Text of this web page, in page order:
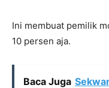
Ini membuat pemilik
10 persen aja.
Baca Juga